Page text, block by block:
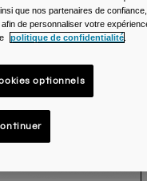
que nos partenaires de confiance,
de personnaliser votre
politique de confidentialité
optionnels